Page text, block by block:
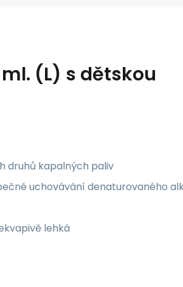
(L) s dětskou
druhů kapalných paliv
uchovávání denaturovaného
lehká